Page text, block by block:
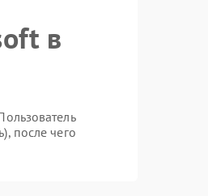
в
после чего